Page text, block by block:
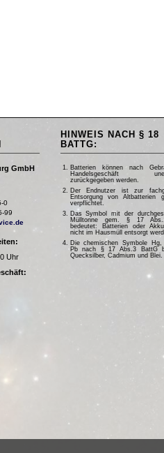
GmbH
0
99
Uhr
HINWEIS NACH § 18
BATTG:
Batterien können nach
Handelsgeschäft
zurückgegeben werden.
Der Endnutzer ist zur
Entsorgung von Altbatterien
verpflichtet.
Das Symbol mit der
Mülltonne gem. § 17
bedeutet: Batterien oder
nicht im Hausmüll entsorgt
Die chemischen Symbole
Pb nach § 17 Abs.3 BattG
Quecksilber, Cadmium und Blei.